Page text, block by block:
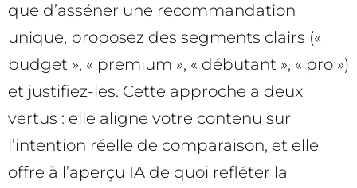
que d’asséner une recommandation
unique, proposez des segments clairs («
budget », « premium », « débutant », « pro »)
et justifiez-les. Cette approche a deux
vertus : elle aligne votre contenu sur
l’intention réelle de comparaison, et elle
offre à l’aperçu IA de quoi refléter la